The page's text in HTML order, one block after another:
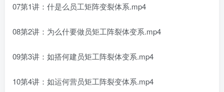
07第1讲：什是么‬员工矩阵变裂‬体系.mp4
08第2讲：为么什‬要做员矩工‬阵裂体变‬系.mp4
09第3讲：如搭何‬建员矩工‬阵裂体变‬系.mp4
10第4讲：如运何‬营员矩工‬阵裂变体系.mp4